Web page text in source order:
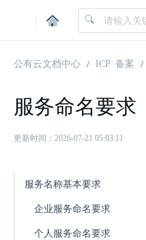
|
公有云文档中心 ICP 备案
服务命名要求
更新时间：2026-07-21 05:03:11
服务名称基本要求
企业服务命名要求
个人服务命名要求